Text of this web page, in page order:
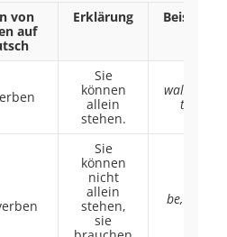
von
auf
Erklärung Beispiele
Sie
können
allein
stehen.
walk, eat,
talk
Sie
können
nicht
allein
stehen,
sie
be, have,